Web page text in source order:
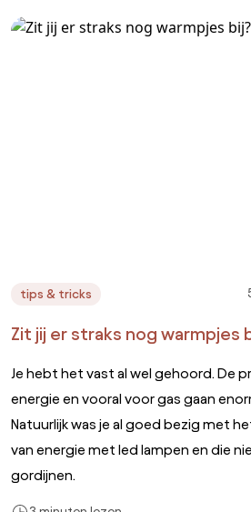
tips & tricks
Zit jij er straks nog warmpjes
Je hebt het vast al wel gehoord. De
energie en vooral voor gas gaan
Natuurlijk was je al goed bezig met
van energie met led lampen en die
gordijnen.